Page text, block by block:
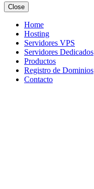
Close
Home
Hosting
Servidores VPS
Servidores Dedicados
Productos
Registro de Dominios
Contacto